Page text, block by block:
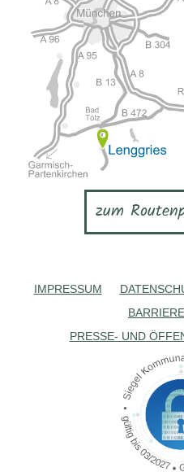
zum
IMPRESSUM
PRESSE- UND